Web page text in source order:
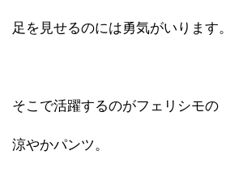
足を見せるのには勇気がいります。
そこで活躍するのがフェリシモの
涼やかパンツ。